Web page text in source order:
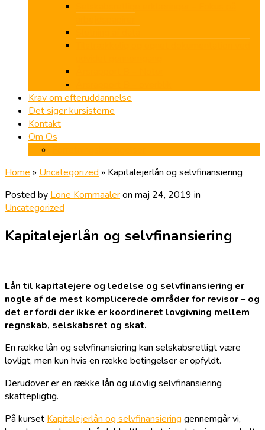
Krav om efteruddannelse
Det siger kursisterne
Kontakt
Om Os
Home » Uncategorized » Kapitalejerlån og selvfinansiering
Posted by Lone Kornmaaleron maj 24, 2019 in
Uncategorized
Kapitalejerlån og selvfinansiering
Lån til kapitalejere og ledelse og selvfinansiering er
nogle af de mest komplicerede områder for revisor – og
det er fordi der ikke er koordineret lovgivning mellem
regnskab, selskabsret og skat.
En række lån og selvfinansiering kan selskabsretligt være
lovligt, men kun hvis en række betingelser er opfyldt.
Derudover er en række lån og ulovlig selvfinansiering
skattepligtig.
På kurset Kapitalejerlån og selvfinansiering gennemgår vi,